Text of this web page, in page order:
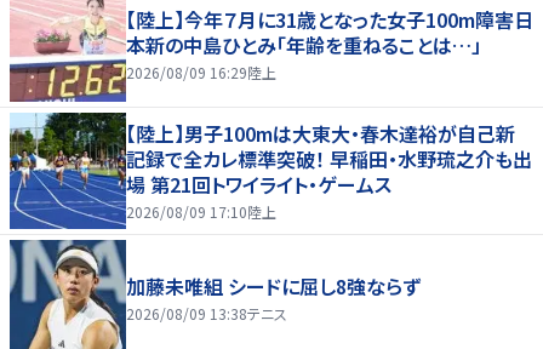
【陸上】今年７月に31歳となった女子100m障害日
本新の中島ひとみ「年齢を重ねることは…」
2026/08/09 16:29陸上
【陸上】男子100mは大東大・春木達裕が自己新
記録で全カレ標準突破！ 早稲田・水野琉之介も出
場 第21回トワイライト・ゲームス
2026/08/09 17:10陸上
加藤未唯組 シードに屈し8強ならず
2026/08/09 13:38テニス